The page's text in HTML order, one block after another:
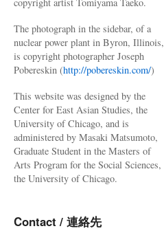
The photograph in the sidebar, of a
nuclear power plant in Byron, Illinois,
is copyright photographer Joseph
Pobereskin (http://pobereskin.com/)
This website was designed by the
Center for East Asian Studies, the
University of Chicago, and is
administered by Masaki Matsumoto,
Graduate Student in the Masters of
Arts Program for the Social Sciences,
the University of Chicago.
Contact / 連絡先